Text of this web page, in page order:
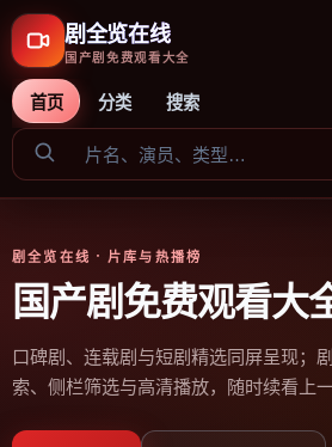
剧全览在线
国产剧免费观看大全
首页 分类 搜索
剧全览在线 · 片库与热播榜
国产剧免费观看大
口碑剧、连载剧与短剧精选同屏呈现；
索、侧栏筛选与高清播放，随时续看上一